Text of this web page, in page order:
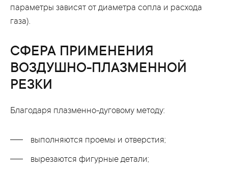
параметры зависят от диаметра сопла и расхода
газа).
СФЕРА ПРИМЕНЕНИЯ
ВОЗДУШНО-ПЛАЗМЕННОЙ
РЕЗКИ
Благодаря плазменно-дуговому методу:
выполняются проемы и отверстия;
вырезаются фигурные детали;